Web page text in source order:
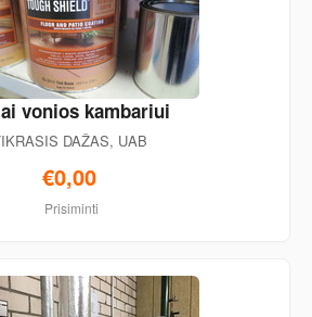
vonios kambariui
DAŽAS, UAB
€0,00
Prisiminti